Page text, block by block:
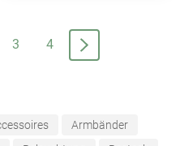
3 4
Armbänder